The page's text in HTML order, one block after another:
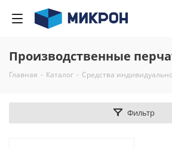
Производственные
Главная - Каталог - Средства
Фильтр